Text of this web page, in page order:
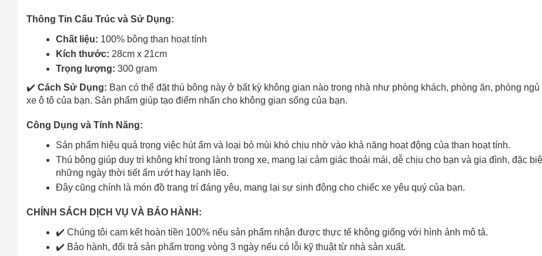
Thông Tin Cấu Trúc và Sử Dụng:
Chất liệu: 100% bông than hoạt tính
Kích thước: 28cm x 21cm
Trọng lượng: 300 gram
✔️ Cách Sử Dụng: Bạn có thể đặt thú bông này ở bất kỳ không gian nào trong nhà như phòng khách, phòng ăn, phòng ngủ
xe ô tô của bạn. Sản phẩm giúp tạo điểm nhấn cho không gian sống của bạn.
Công Dụng và Tính Năng:
Sản phẩm hiệu quả trong việc hút ẩm và loại bỏ mùi khó chịu nhờ vào khả năng hoạt động của than hoạt tính.
Thú bông giúp duy trì không khí trong lành trong xe, mang lại cảm giác thoải mái, dễ chịu cho bạn và gia đình, đặc
những ngày thời tiết ẩm ướt hay lạnh lẽo.
Đây cũng chính là món đồ trang trí đáng yêu, mang lại sự sinh động cho chiếc xe yêu quý của bạn.
CHÍNH SÁCH DỊCH VỤ VÀ BẢO HÀNH:
✔️ Chúng tôi cam kết hoàn tiền 100% nếu sản phẩm nhận được thực tế không giống với hình ảnh mô tả.
✔️ Bảo hành, đổi trả sản phẩm trong vòng 3 ngày nếu có lỗi kỹ thuật từ nhà sản xuất.
Chào mừng khách hàng mới!
Tặng bạn mã làm quen
cho đơn hàng có giá trị từ
Cách sử dụng:
Mã Giảm Giá Dành Riêng Cho Bạn
XXX-XXXX